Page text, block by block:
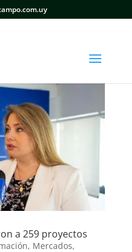
a 259 proyectos
, Mercados,